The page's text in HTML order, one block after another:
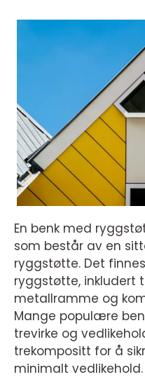
En benk med
som består av en
ryggstøtte. Det
ryggstøtte, inkludert
metallramme og
Mange populære
trevirke og
trekompositt for å
minimalt vedlikehold.